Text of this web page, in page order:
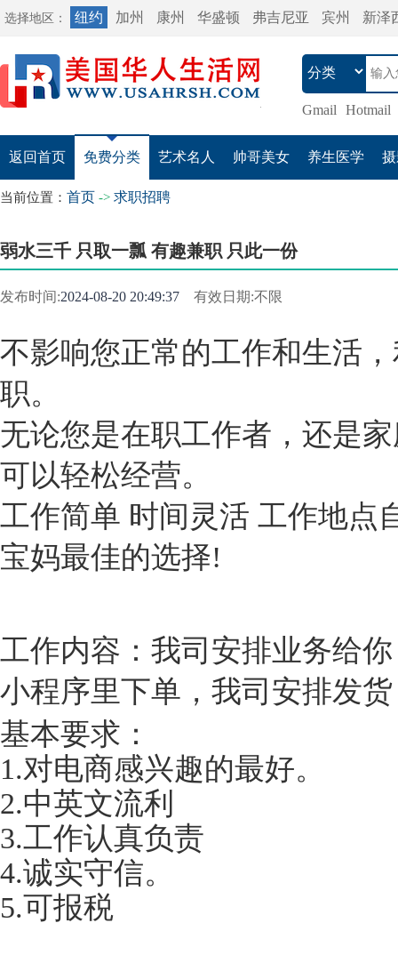
选择地区： 纽约 加州 康州 华盛顿 弗吉尼亚 宾州 新泽
Gmail Hotmail
返回首页 免费分类 艺术名人 帅哥美女 养生医学
当前位置： 首页 -> 求职招聘
弱水三千 只取一瓢 有趣兼职 只此一份
发布时间:2024-08-20 20:49:37 有效日期:不限
不影响您正常的工作和生活
职。
无论您是在职工作者，还是
可以轻松经营。
工作简单 时间灵活 工作地点
宝妈最佳的选择!
工作内容：我司安排业务给
小程序里下单，我司安排发
基本要求：
1.对电商感兴趣的最好。
2.中英文流利
3.工作认真负责
4.诚实守信。
5.可报税